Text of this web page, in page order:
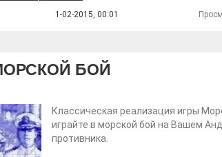
1-02-2015, 00:01
БОЙ
Классическая реализация игры
играйте в морской бой на Вашем
противника.